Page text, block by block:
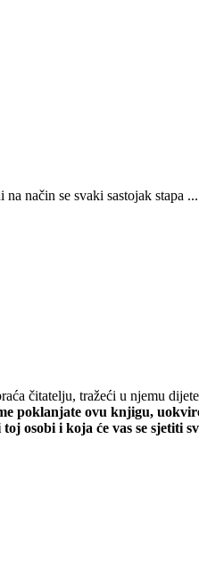
način se svaki sastojak stapa ...
čitatelju, tražeći u njemu
poklanjate ovu knjigu,
osobi i koja će vas se sjetiti